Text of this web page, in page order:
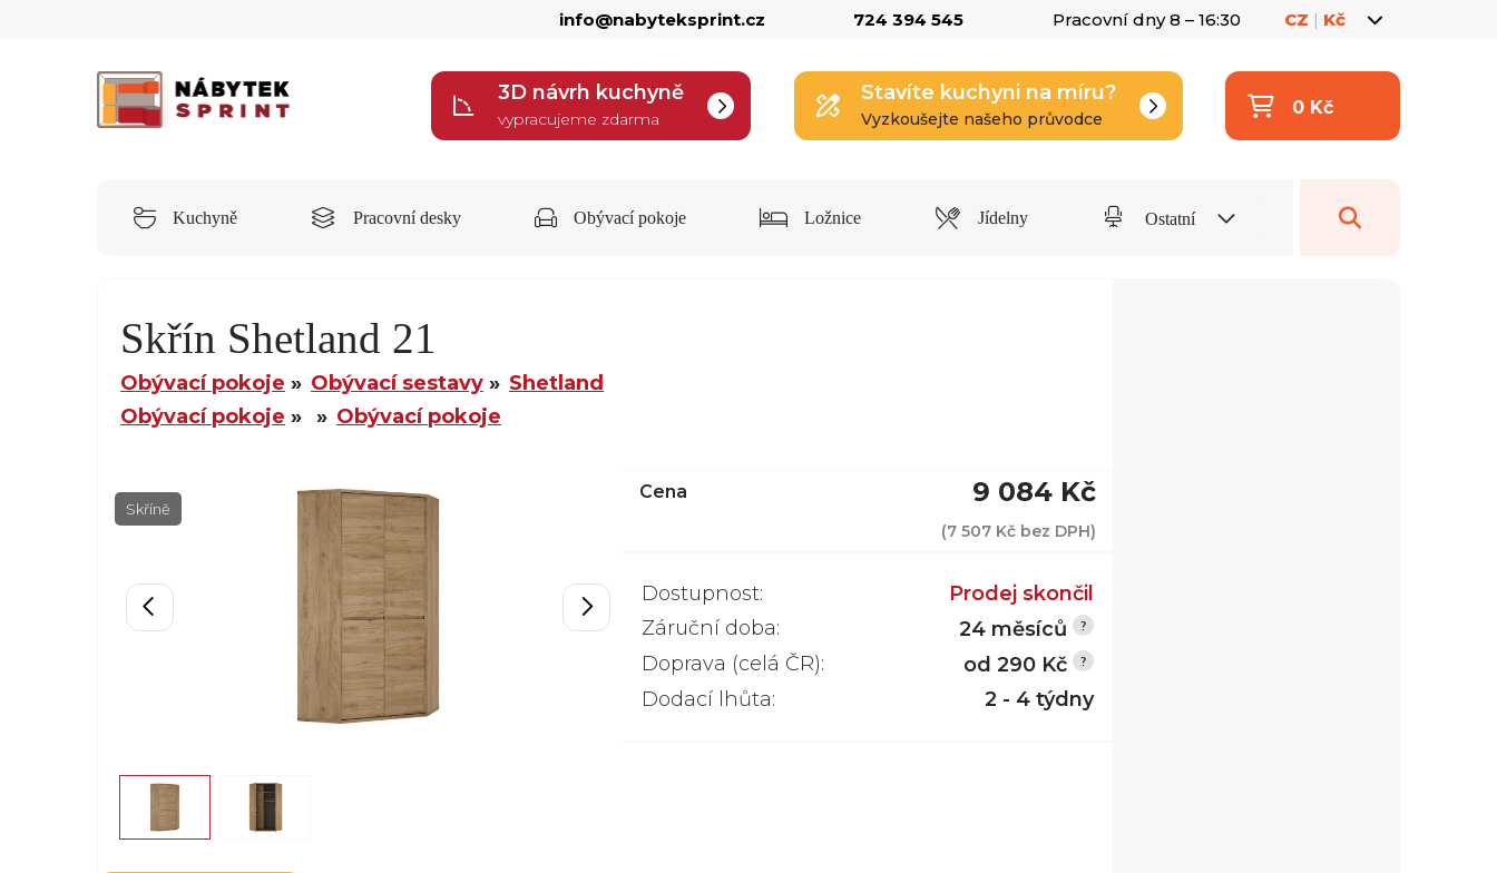
info@nabyteksprint.cz 724 394 545 Pracovní dny 8 – 16:30 CZ | Kč
3D návrh kuchyně
vypracujeme zdarma
Stavíte kuchyni na míru?
Vyzkoušejte našeho průvodce
0 Kč
Kuchyně Pracovní desky Obývací pokoje Ložnice Jídelny Ostatní
Skřín Shetland 21
Obývací pokoje Obývací sestavy
Shetland
Obývací pokoje
Obývací pokoje
Skříně
Cena 9 084 Kč
(7 507 Kč bez DPH)
Dostupnost:
Prodej skončil
Záruční doba:
24 měsíců
Doprava (celá ČR):
od 290 Kč
Dodací lhůta:
2 - 4 týdny